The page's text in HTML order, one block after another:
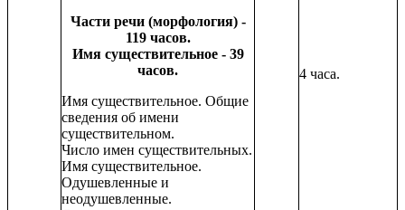
Части речи (морфология) -
119 часов.
Имя существительное - 39
часов.
Имя существительное. Общие
сведения об имени
существительном.
Число имен существительных.
Имя существительное.
Одушевленные и
неодушевленные.
4 часа.